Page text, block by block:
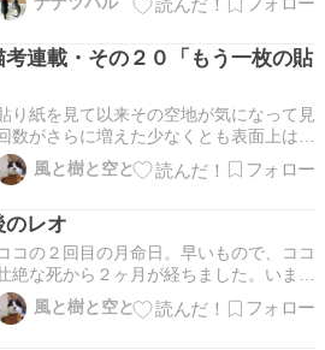
た？伸び～っ。 ナナ家襲来８か月目
の小夏寝相が好評（？）だったため、急
ました。し…
考連載・その２０「もう一枚の貼
り紙を見て以来その空地が気になって見
数がさらに増えた少なくとも表面上は何
ないだが依然として、不快な緊張感が余
に残っていた ある日、その貼り紙の横
のものとは違う、簡単な走り書きの貼り
書かれ…
風と樹と空と
のレオ
コの２回目の月命日。早いもので、ココ
絶な死から２ヶ月が経ちました。いまだ
ちこちに残像を残すココ。レオはどう感
のでしょうか。 ココがいなくなって、
風と樹と空と